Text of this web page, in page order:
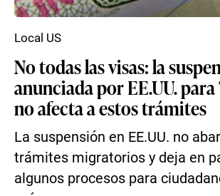
No todas las visas: la
anunciada por EE.UU. para
no afecta a estos trámites
La suspensión en EE.UU. no
trámites migratorios y deja en
algunos procesos para
Local US